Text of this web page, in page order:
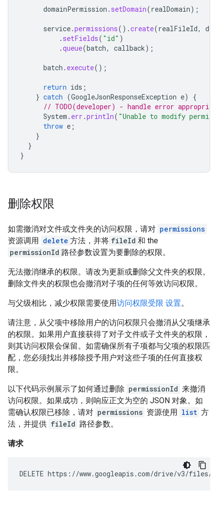
domainPermission . setDomain(realDomain);
service.permissions().create(realFileId,
. setFields( "id" )
.queue(batch, callback);
batch . execute();
return ids ;
} catch (GoogleJsonResponseException e)
{
// TODO(developer) - handle error
System . err .println( "Unable to modify
throw e ;
}
}
}
删除权限
如需撤消对文件或文件夹的访问权限，请对 permissions
资源调用 delete 方法，并将 fileId 和 the
permissionId 路径参数设置为要删除的权限。
无法撤消继承的权限。请改为更新或删除父文件夹的权限。
删除文件夹的权限也会撤消对子项的任何等效访问权限。
与父级相比，减少权限需要使用访问权限受限 设置。
请注意，从父项中移除用户的访问权限只会撤消从父项继承
的权限。如果用户直接获得了对子文件或子文件夹的权限，
则其访问权限会保留。如需确保所有子项都与父项的权限匹
配，您必须找出并移除授予用户对这些子项的任何直接权
限。
以下代码示例展示了如何通过删除 permissionId 来撤消
访问权限。如果成功，则响应正文为空的 JSON 对象。如
需确认权限已移除，请对 permissions 资源使用 list 方
法，并提供 fileId 路径参数。
请求
DELETE https://www.googleapis.com/drive/v3/files/